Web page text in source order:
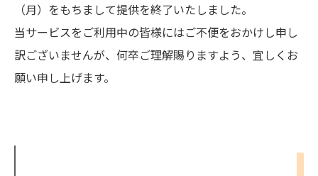
（月）をもちまして提供を終了いたしました。
当サービスをご利用中の皆様にはご不便をおかけし申し
訳ございませんが、何卒ご理解賜りますよう、宜しくお
願い申し上げます。